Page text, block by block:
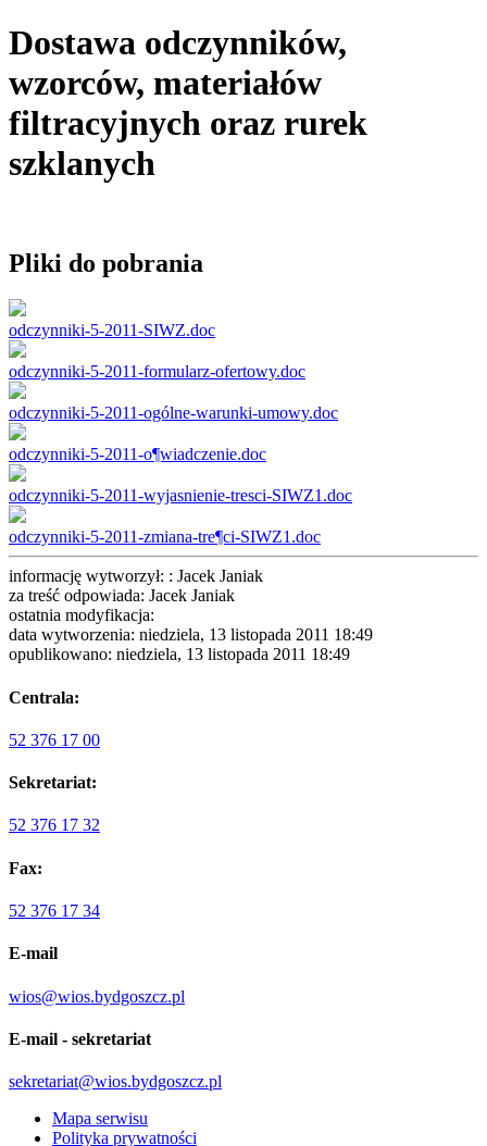
Dostawa odczynników,
wzorców, materiałów
filtracyjnych oraz rurek
szklanych
Pliki do pobrania
odczynniki-5-2011-SIWZ.doc
odczynniki-5-2011-formularz-ofertowy.doc
odczynniki-5-2011-ogólne-warunki-umowy.doc
odczynniki-5-2011-o¶wiadczenie.doc
odczynniki-5-2011-wyjasnienie-tresci-SIWZ1.doc
odczynniki-5-2011-zmiana-tre¶ci-SIWZ1.doc
informację wytworzył: : Jacek Janiak
za treść odpowiada: Jacek Janiak
ostatnia modyfikacja:
data wytworzenia: niedziela, 13 listopada 2011 18:49
opublikowano: niedziela, 13 listopada 2011 18:49
Centrala:
52 376 17 00
Sekretariat:
52 376 17 32
Fax:
52 376 17 34
E-mail
wios@wios.bydgoszcz.pl
E-mail - sekretariat
sekretariat@wios.bydgoszcz.pl
Mapa serwisu
Polityka prywatności